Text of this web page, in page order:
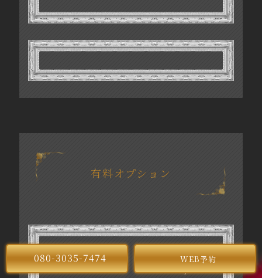
有料オプション
脱毛各部位
3,300円
080-3035-7474 WEB予約